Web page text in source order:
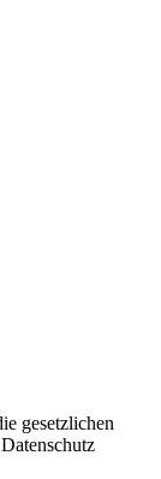
gesetzlichen
Datenschutz